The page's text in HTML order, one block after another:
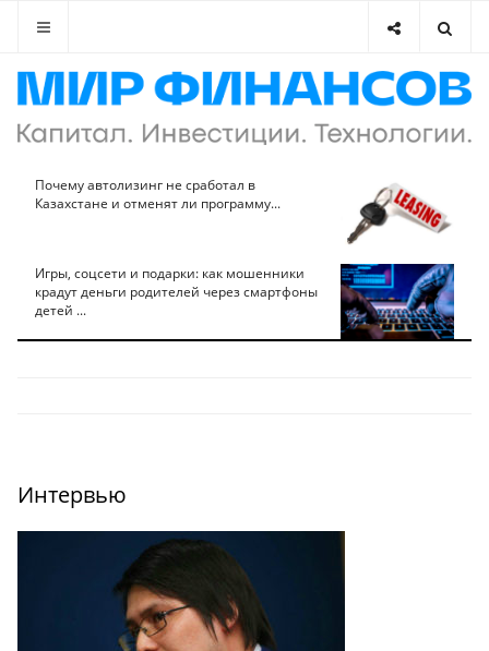
Почему автолизинг не сработал в
Казахстане и отменят ли программу...
Игры, соцсети и подарки: как мошенники
крадут деньги родителей через смартфоны
детей ...
Интервью